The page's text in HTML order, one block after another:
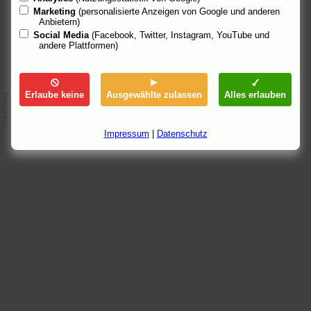
Marketing (personalisierte Anzeigen von Google und anderen
Anbietern)
Social Media (Facebook, Twitter, Instagram, YouTube und
andere Plattformen)
Erlaube keine Ausgewählte zulassen Alles erlauben
Impressum Datenschutz